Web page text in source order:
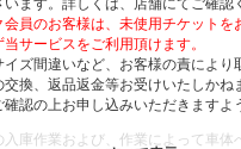
ます。詳しくは、店舗にてご確認
員のお客様は、未使用チケットを
サービスをご利用頂けます。
ズ間違いなど、お客様の責により
交換、返品返金等お受けいたしかね
認の上お申し込みいただきますよ
庫作業および、作業によって車体